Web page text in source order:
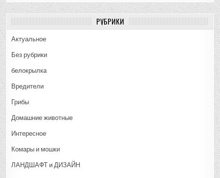
РУБРИКИ
Актуальное
Без рубрики
белокрылка
Вредители
Грибы
Домашние животные
Интересное
Комары и мошки
ЛАНДШАФТ и ДИЗАЙН